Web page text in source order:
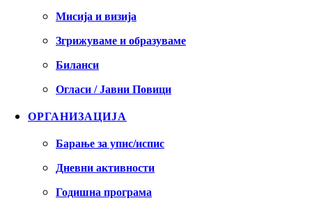
Мисија и визија
Згрижуваме и образуваме
Биланси
Огласи / Јавни Повици
ОРГАНИЗАЦИЈА
Барање за упис/испис
Дневни активности
Годишна програма